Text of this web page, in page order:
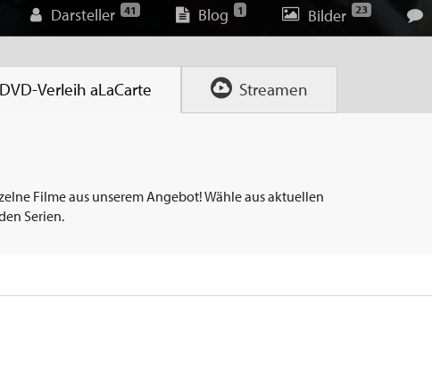
Darsteller 41 Blog 1 Bilder 23
DVD-Verleih aLaCarte Streamen
Filme aus unserem Angebot! Wähle aus aktuellen
Serien.